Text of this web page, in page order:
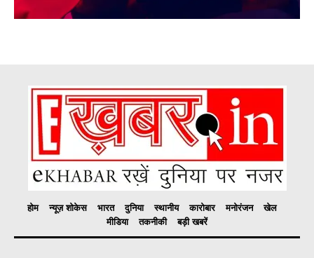
होम न्यूज़ शोकेस भारत दुनिया स्थानीय कारोबार मनोरंजन
खेल
मीडिया
तकनीकी बड़ी खबरें